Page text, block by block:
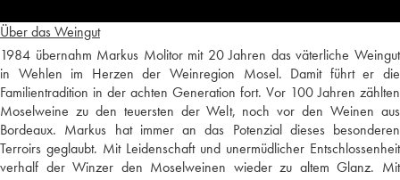
Über das Weingut
1984 übernahm Markus Molitor mit 20 Jahren das väterliche Weingut
in Wehlen im Herzen der Weinregion Mosel. Damit führt er die
Familientradition in der achten Generation fort. Vor 100 Jahren zählten
Moselweine zu den teuersten der Welt, noch vor den Weinen aus
Bordeaux. Markus hat immer an das Potenzial dieses besonderen
Terroirs geglaubt. Mit Leidenschaft und unermüdlicher Entschlossenheit
verhalf der Winzer den Moselweinen wieder zu altem Glanz. Mit